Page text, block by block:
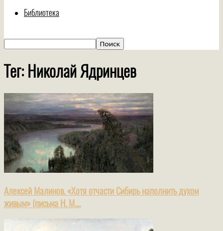
Библиотека
Тег: Николай Ядринцев
Алексей Малинов. «Хотя отчасти Сибирь наполнить духом
живым» (письма Н. М....